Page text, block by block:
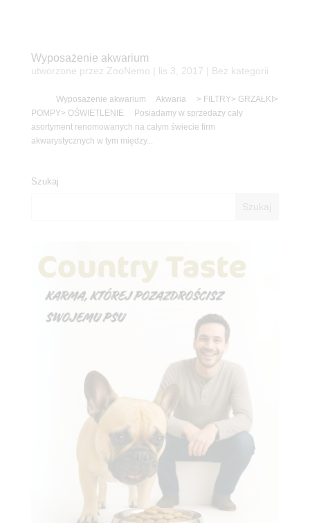
Wyposażenie akwarium
utworzone przez ZooNemo lis 3, 2017 | Bez kategorii
Wyposażenie akwarium Akwaria > FILTRY> GRZAŁKI>
POMPY> OŚWIETLENIE Posiadamy w sprzedaży cały
asortyment renomowanych na całym świecie firm
akwarystycznych w tym między...
Szukaj